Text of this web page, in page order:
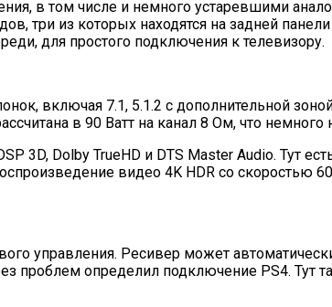
в том числе и немного устаревшими
три из которых находятся на задней
для простого подключения к телевизору.
включая 7.1, 5.1.2 с дополнительной
в 90 Ватт на канал 8 Ом, что
3D, Dolby TrueHD и DTS Master Audio. Тут
видео 4K HDR со скоростью
управления. Ресивер может
проблем определил подключение PS4. Тут